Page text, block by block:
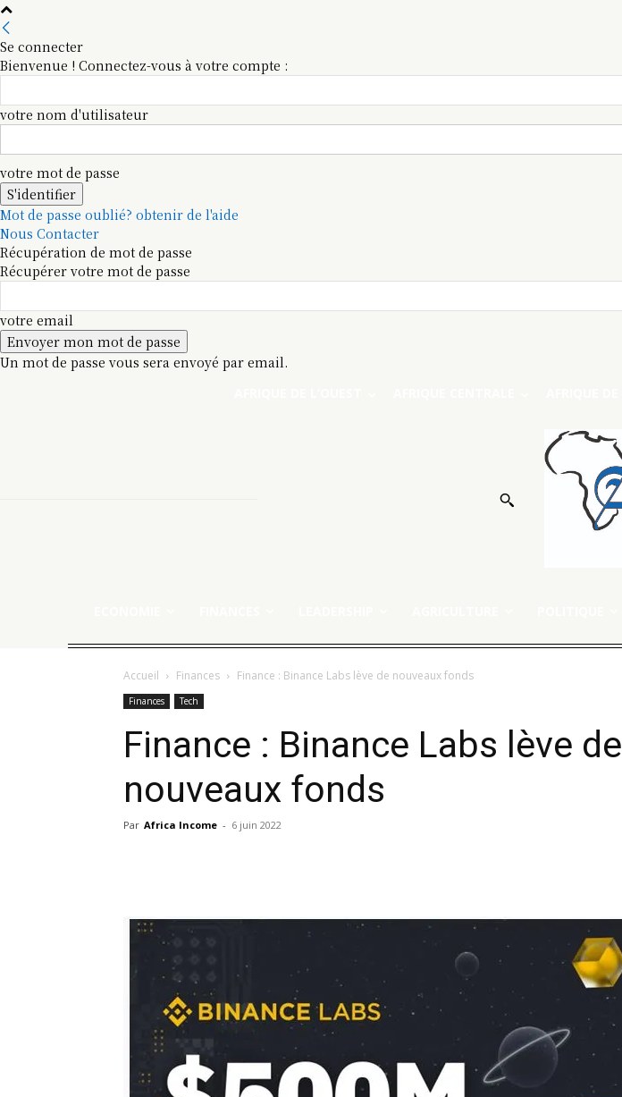
Se connecter
Bienvenue ! Connectez-vous à votre compte :
votre nom d'utilisateur
votre mot de passe
Mot de passe oublié? obtenir de l'aide
Nous Contacter
Récupération de mot de passe
Récupérer votre mot de passe
votre email
Un mot de passe vous sera envoyé par email.
Accueil Finances Finance : Binance Labs lève de nouveaux fonds
Finances Tech
Finance : Binance Labs lève de
nouveaux fonds
Par Africa Income - 6 juin 2022